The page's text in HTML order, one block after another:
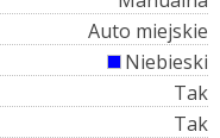
Auto miejskie
Niebieski
Tak
Tak